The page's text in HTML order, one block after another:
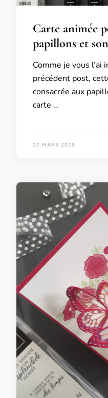
Carte animée
papillons et
Comme je vous l’ai
précédent post,
consacrée aux
carte …
27 MARS 2019